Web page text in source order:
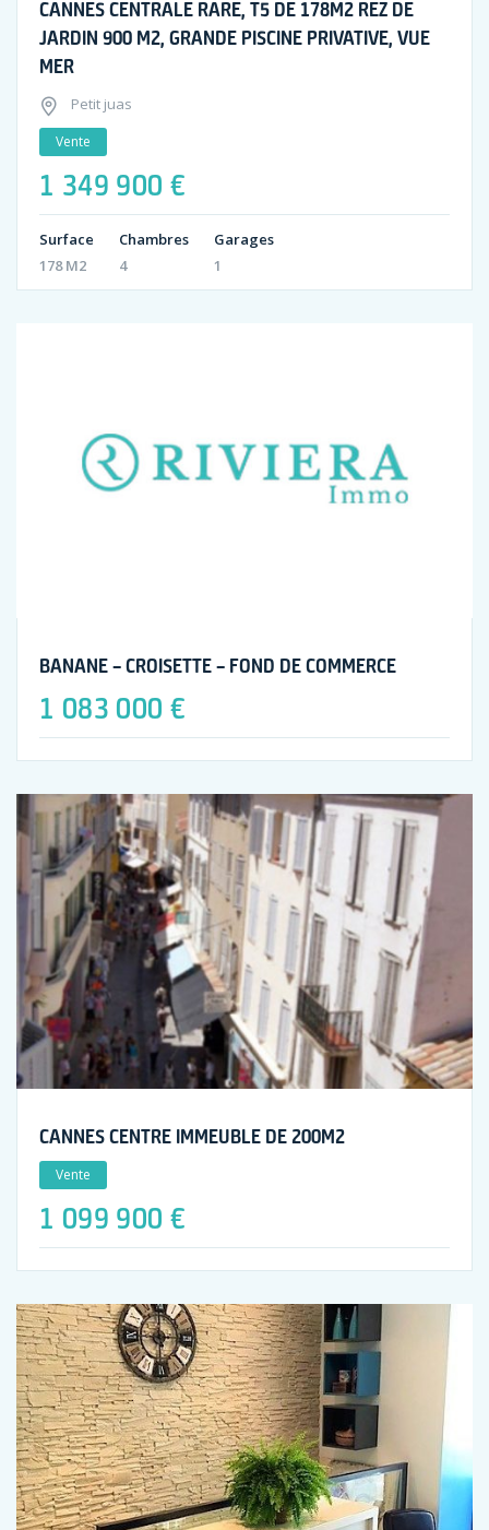
CANNES CENTRALE RARE, T5 DE 178M2 REZ DE
JARDIN 900 M2, GRANDE PISCINE PRIVATIVE, VUE
MER
Petit juas
Vente
1 349 900 €
Surface
178 M2
Chambres
4
Garages
1
BANANE – CROISETTE – FOND DE COMMERCE
1 083 000 €
CANNES CENTRE IMMEUBLE DE 200M2
Vente
1 099 900 €